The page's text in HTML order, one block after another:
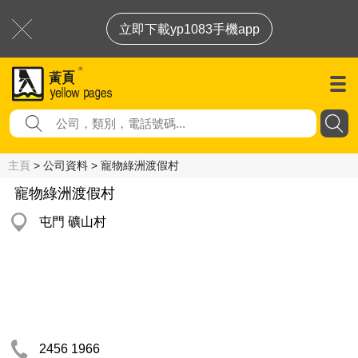
立即下載yp1083手機app
主頁 > 公司資料 > 寵物綠洲渡假村
寵物綠洲渡假村
屯門 礦山村
2456 1966